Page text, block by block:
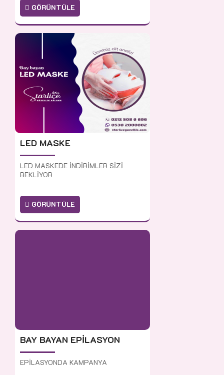
GÖRÜNTÜLE
LED MASKE
LED MASKEDE İNDİRİMLER SİZİ
BEKLİYOR
GÖRÜNTÜLE
BAY BAYAN EPİLASYON
EPİLASYONDA KAMPANYA